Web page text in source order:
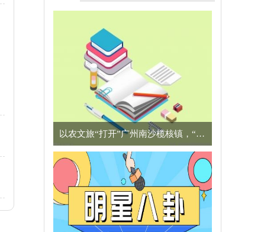
以农文旅“打开”广州南沙榄核镇，“星海故里”别有一番风味